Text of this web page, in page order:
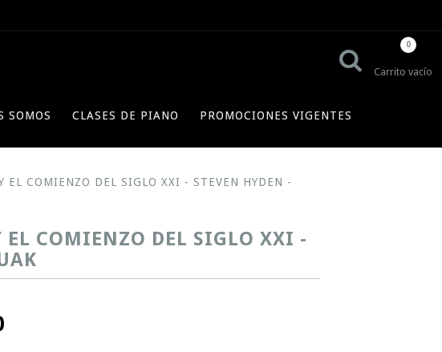
Carrito vacío
0
SOMOS CLASES DE PIANO PROMOCIONES VIGENTES
COMIENZO DEL SIGLO XXI - STEVEN HYDEN -
EL COMIENZO DEL SIGLO XXI -